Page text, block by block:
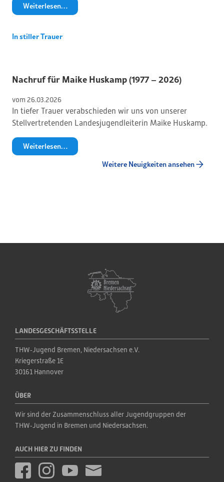
Weiterlesen…
In stiller Trauer
Nachruf für Maike Huskamp (1977 – 2026)
vom 26.03.2026
In tiefer Trauer verabschieden wir uns von unserer
Stellvertretenden Landesjugendleiterin Maike Huskamp.
Weiterlesen…
Weitere Neuigkeiten ansehen
LANDESGESCHÄFTSSTELLE
THW‑Jugend Bremen, Niedersachsen e.V.
Kriegerstraße 1E
30161 Hannover
ÜBER
Wir sind der Zusammenschluss aller Jugendgruppen der
THW‑Jugend in Bremen und Niedersachsen.
AUCH HIER ZU FINDEN